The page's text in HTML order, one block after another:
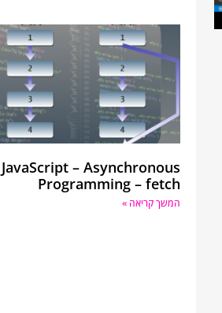
JavaScript – Asynchronous
Programming – fetch
המשך קריאה »